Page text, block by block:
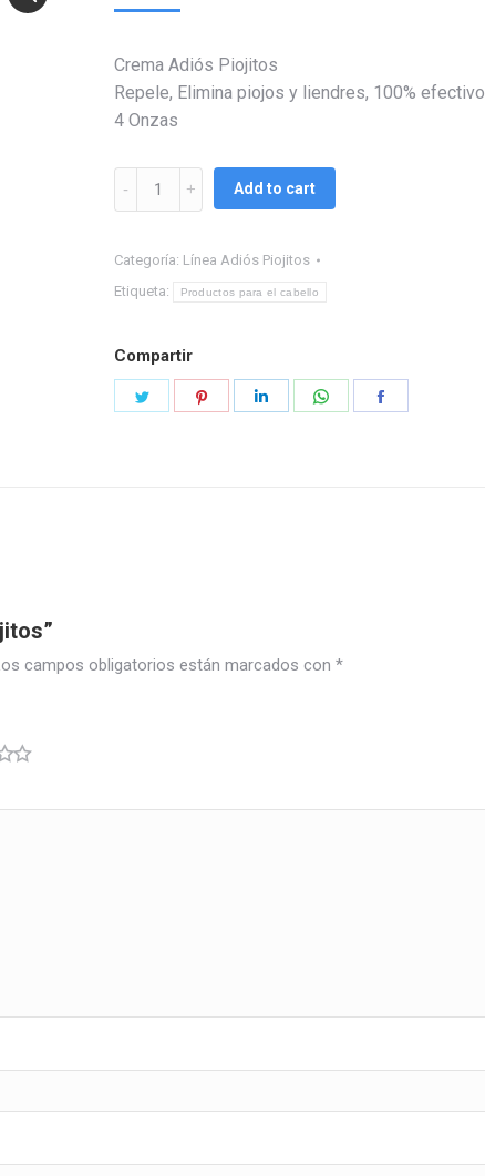
Crema Adiós Piojitos
Repele, Elimina piojos y liendres, 100% efectivo
4 Onzas
Crema
Adiós
quantity
Add to cart
Categoría: Línea Adiós Piojitos
Etiqueta:
Productos para el cabello
Compartir
Share
Share
campos obligatorios están marcados con *